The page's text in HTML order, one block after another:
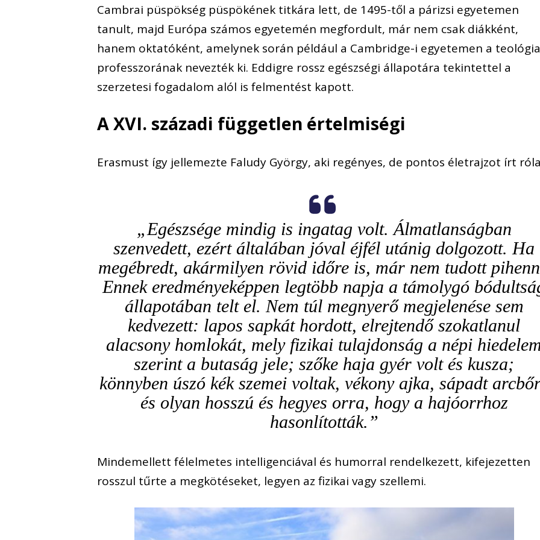
Cambrai püspökség püspökének titkára lett, de 1495-től a párizsi egyetemen
tanult, majd Európa számos egyetemén megfordult, már nem csak diákként,
hanem oktatóként, amelynek során például a Cambridge-i egyetemen a teológia
professzorának nevezték ki. Eddigre rossz egészségi állapotára tekintettel a
szerzetesi fogadalom alól is felmentést kapott.
A XVI. századi független értelmiségi
Erasmust így jellemezte Faludy György, aki regényes, de pontos életrajzot írt
„Egészsége mindig is ingatag volt. Álmatlanságban
szenvedett, ezért általában jóval éjfél utánig dolgozott. Ha
megébredt, akármilyen rövid időre is, már nem tudott
Ennek eredményeképpen legtöbb napja a támolygó
állapotában telt el. Nem túl megnyerő megjelenése sem
kedvezett: lapos sapkát hordott, elrejtendő szokatlanul
alacsony homlokát, mely fizikai tulajdonság a népi hiedelem
szerint a butaság jele; szőke haja gyér volt és kusza;
könnyben úszó kék szemei voltak, vékony ajka, sápadt
és olyan hosszú és hegyes orra, hogy a hajóorrhoz
hasonlították.”
Mindemellett félelmetes intelligenciával és humorral rendelkezett, kifejezetten
rosszul tűrte a megkötéseket, legyen az fizikai vagy szellemi.